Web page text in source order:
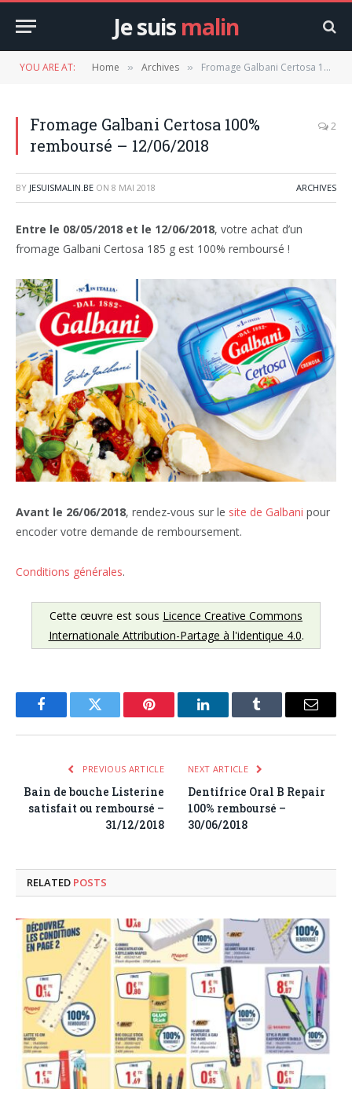
Je suis malin
YOU ARE AT: Home » Archives » Fromage Galbani Certosa 100% remboursé – 12/06/2018
Fromage Galbani Certosa 100%
remboursé – 12/06/2018
2
BY JESUISMALIN.BE ON 8 MAI 2018 ARCHIVES
Entre le 08/05/2018 et le 12/06/2018, votre achat d’un
fromage Galbani Certosa 185 g est 100% remboursé !
Avant le 26/06/2018, rendez-vous sur le site de Galbani pour
encoder votre demande de remboursement.
Conditions générales.
Cette œuvre est sous Licence Creative Commons
Internationale Attribution-Partage à l'identique 4.0.
FacebookTwitter Pinterest LinkedInTumblr Email
PREVIOUS ARTICLE
Bain de bouche Listerine
satisfait ou remboursé –
31/12/2018
NEXT ARTICLE
Dentifrice Oral B Repair
100% remboursé –
30/06/2018
RELATED POSTS